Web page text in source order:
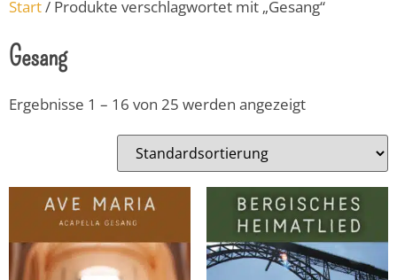
Start/ Produkte verschlagwortet mit „Gesang“
Gesang
Ergebnisse 1 – 16 von 25 werden angezeigt